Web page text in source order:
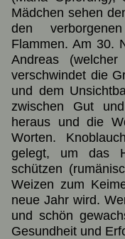
Mädchen sehen
den
Flammen. Am 30.
Andreas
verschwindet die
und dem
zwischen Gut
heraus und die
Worten.
gelegt, um das
schützen
Weizen zum
neue Jahr wird.
und schön
Gesundheit und